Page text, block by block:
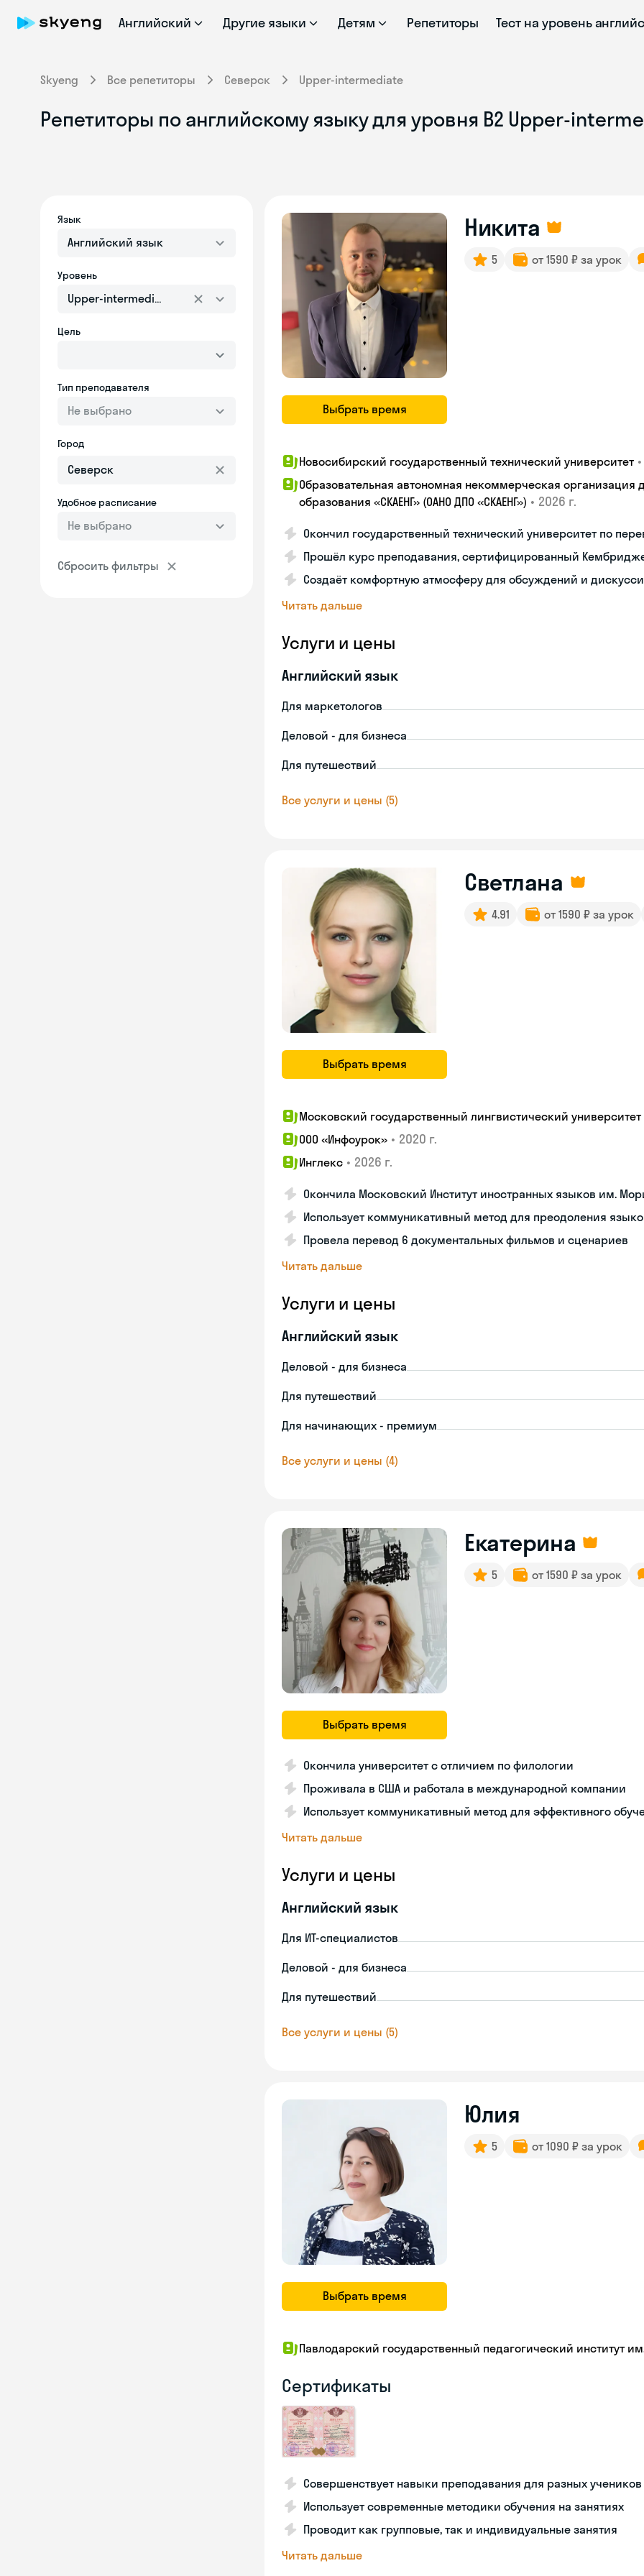
Английский Другие языки Детям Репетиторы Тест на уровень
Skyeng Все репетиторы Северск Upper-intermediate
Репетиторы по английскому языку для уровня B2 Upper-
Язык
Английский язык
Уровень
Upper-intermediate
Цель
Тип преподавателя
Не выбрано
Город
Удобное расписание
Не выбрано
Сбросить фильтры
Выбрать время
Никита
5 от 1590 ₽ за урок
Новосибирский государственный технический университет •
Образовательная автономная некоммерческая организация
образования «СКАЕНГ» (ОАНО ДПО «СКАЕНГ») • 2026 г.
Окончил государственный технический университет по
Прошёл курс преподавания, сертифицированный
Создаёт комфортную атмосферу для обсуждений и
Читать дальше
Услуги и цены
Английский язык
Для маркетологов
Деловой - для бизнеса
Для путешествий
Все услуги и цены (5)
Выбрать время
Светлана
4.91 от 1590 ₽ за урок
Московский государственный лингвистический университет
ООО «Инфоурок» • 2020 г.
Инглекс • 2026 г.
Окончила Московский Институт иностранных языков им.
Использует коммуникативный метод для преодоления
Провела перевод 6 документальных фильмов и сценариев
Читать дальше
Услуги и цены
Английский язык
Деловой - для бизнеса
Для путешествий
Для начинающих - премиум
Все услуги и цены (4)
Выбрать время
Екатерина
5 от 1590 ₽ за урок
Окончила университет с отличием по филологии
Проживала в США и работала в международной компании
Использует коммуникативный метод для эффективного
Читать дальше
Услуги и цены
Английский язык
Для ИТ-специалистов
Деловой - для бизнеса
Для путешествий
Все услуги и цены (5)
Выбрать время
Юлия
5 от 1090 ₽ за урок
Павлодарский государственный педагогический институт
Сертификаты
Совершенствует навыки преподавания для разных учеников
Использует современные методики обучения на занятиях
Проводит как групповые, так и индивидуальные занятия
Читать дальше